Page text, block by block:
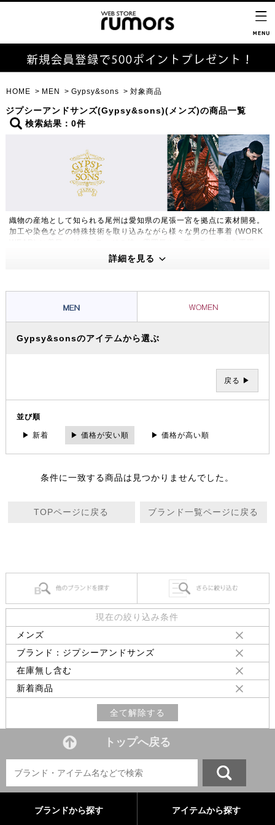
HOME MEN Gypsy&sons 対象商品
ジプシーアンドサンズ(Gypsy&sons)(メンズ)の商品一覧
検索結果：0件
織物の産地として知られる尾州は愛知県の尾張一宮を拠点に素材開発。
加工や染色などの特殊技術を取り込みながら様々な男の仕事着 (WORK
し、WORK STYLEとDRESS STYLE の両立をキーに独自の世界観を
創造する。ユーロカジュアルが持つ都会的なシルエットと1つにするこ
詳細を見る
Gypsy&sonsのアイテムから選ぶ
戻る ▶
並び順
▶ 新着 ▶ 価格が安い順 ▶ 価格が高い順
条件に一致する商品は見つかりませんでした。
TOPページに戻る ブランド一覧ページに戻る
現在の絞り込み条件
メンズ
ブランド：ジプシーアンドサンズ
在庫無し含む
新着商品
全て解除する
トップへ戻る
ブランドから探す アイテムから探す